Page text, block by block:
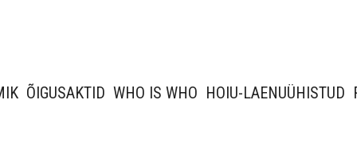
ÕIGUSAKTID WHO IS WHO HOIU-LAENUÜHISTUD